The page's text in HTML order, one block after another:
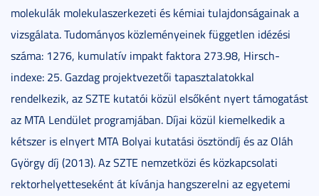
molekulák molekulaszerkezeti és kémiai tulajdonságainak a
vizsgálata. Tudományos közleményeinek független idézési
száma: 1276, kumulatív impakt faktora 273.98, Hirsch-
indexe: 25. Gazdag projektvezetői tapasztalatokkal
rendelkezik, az SZTE kutatói közül elsőként nyert támogatást
az MTA Lendület programjában. Díjai közül kiemelkedik a
kétszer is elnyert MTA Bolyai kutatási ösztöndíj és az Oláh
György díj (2013). Az SZTE nemzetközi és közkapcsolati
rektorhelyetteseként át kívánja hangszerelni az egyetemi